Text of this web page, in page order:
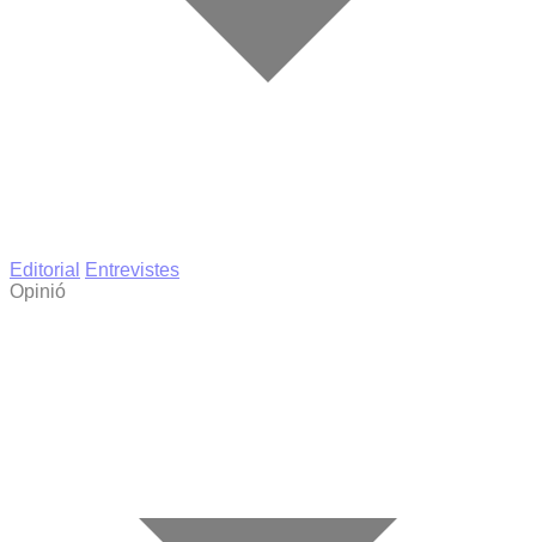
Editorial
Entrevistes
Opinió